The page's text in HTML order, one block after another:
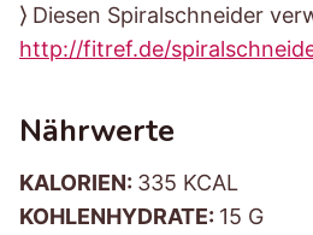
⟩ Diesen Spiralschneider
http://fitref.de/
Nährwerte
KALORIEN: 335 KCAL
KOHLENHYDRATE: 15 G